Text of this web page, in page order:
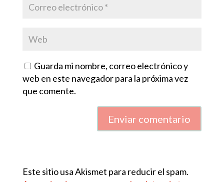
Guarda mi nombre, correo electrónico y
web en este navegador para la próxima vez
que comente.
Enviar comentario
Este sitio usa Akismet para reducir el spam.